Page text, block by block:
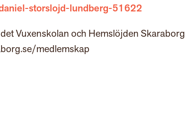
storslojd-lundberg-51622
Vuxenskolan och Hemslöjden Skaraborg
medlemskap